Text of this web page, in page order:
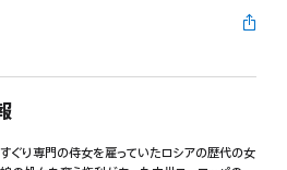
ぐり専門の侍女を雇っていたロシアの歴代の女